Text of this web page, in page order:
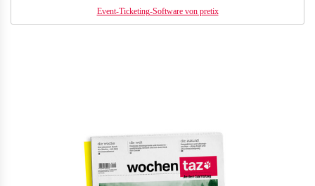
Event-Ticketing-Software von pretix